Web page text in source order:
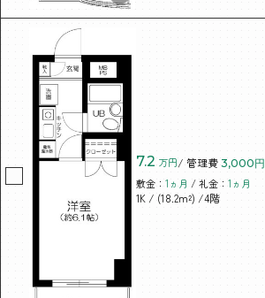
7.2 万円/ 管理費 3,000円
敷金：1ヵ月 / 礼金：1ヵ月
1K / (18.2m²) /4階